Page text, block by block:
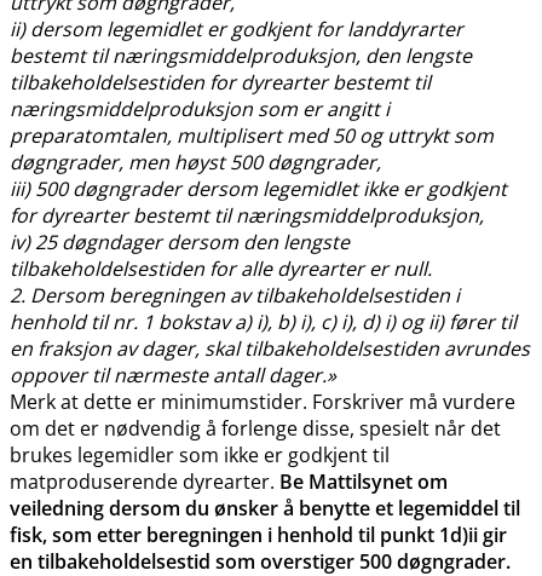
ii) dersom legemidlet er godkjent for landdyrarter
bestemt til næringsmiddelproduksjon, den lengste
tilbakeholdelsestiden for dyrearter bestemt til
næringsmiddelproduksjon som er angitt i
preparatomtalen, multiplisert med 50 og uttrykt som
døgngrader, men høyst 500 døgngrader,
iii) 500 døgngrader dersom legemidlet ikke er godkjent
for dyrearter bestemt til næringsmiddelproduksjon,
iv) 25 døgndager dersom den lengste
tilbakeholdelsestiden for alle dyrearter er null.
2. Dersom beregningen av tilbakeholdelsestiden i
henhold til nr. 1 bokstav a) i), b) i), c) i), d) i) og ii) fører til
en fraksjon av dager, skal tilbakeholdelsestiden avrundes
oppover til nærmeste antall dager.»
Merk at dette er minimumstider. Forskriver må vurdere
om det er nødvendig å forlenge disse, spesielt når det
brukes legemidler som ikke er godkjent til
matproduserende dyrearter. Be Mattilsynet om
veiledning dersom du ønsker å benytte et legemiddel til
fisk, som etter beregningen i henhold til punkt 1d)ii gir
en tilbakeholdelsestid som overstiger 500 døgngrader.